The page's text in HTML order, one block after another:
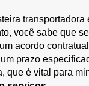
transportadora
você sabe que
acordo
prazo
que é vital para